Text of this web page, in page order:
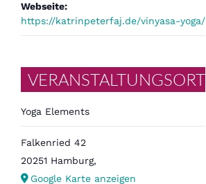
Webseite:
https://katrinpeterfaj.de/vinyasa-yoga/
VERANSTALTUNGSORT
Yoga Elements
Falkenried 42
20251 Hamburg,
Google Karte anzeigen